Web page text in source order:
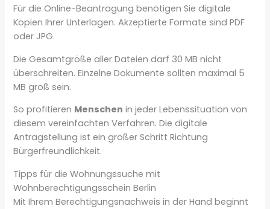
Für die Online-Beantragung benötigen Sie digitale
Kopien Ihrer Unterlagen. Akzeptierte Formate sind PDF
oder JPG.
Die Gesamtgröße aller Dateien darf 30 MB nicht
überschreiten. Einzelne Dokumente sollten maximal 5
MB groß sein.
So profitieren Menschen in jeder Lebenssituation von
diesem vereinfachten Verfahren. Die digitale
Antragstellung ist ein großer Schritt Richtung
Bürgerfreundlichkeit.
Tipps für die Wohnungssuche mit
Wohnberechtigungsschein Berlin
Mit Ihrem Berechtigungsnachweis in der Hand beginnt